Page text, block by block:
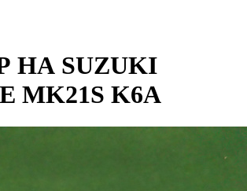
НА SUZUKI
MK21S K6A